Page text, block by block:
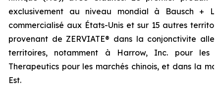
exclusivement au niveau mondial à Bausch +
commercialisé aux États-Unis et sur 15 autres
provenant de ZERVIATE® dans la conjonctivite
territoires, notamment à Harrow, Inc. pour les
Therapeutics pour les marchés chinois, et dans la
Est.